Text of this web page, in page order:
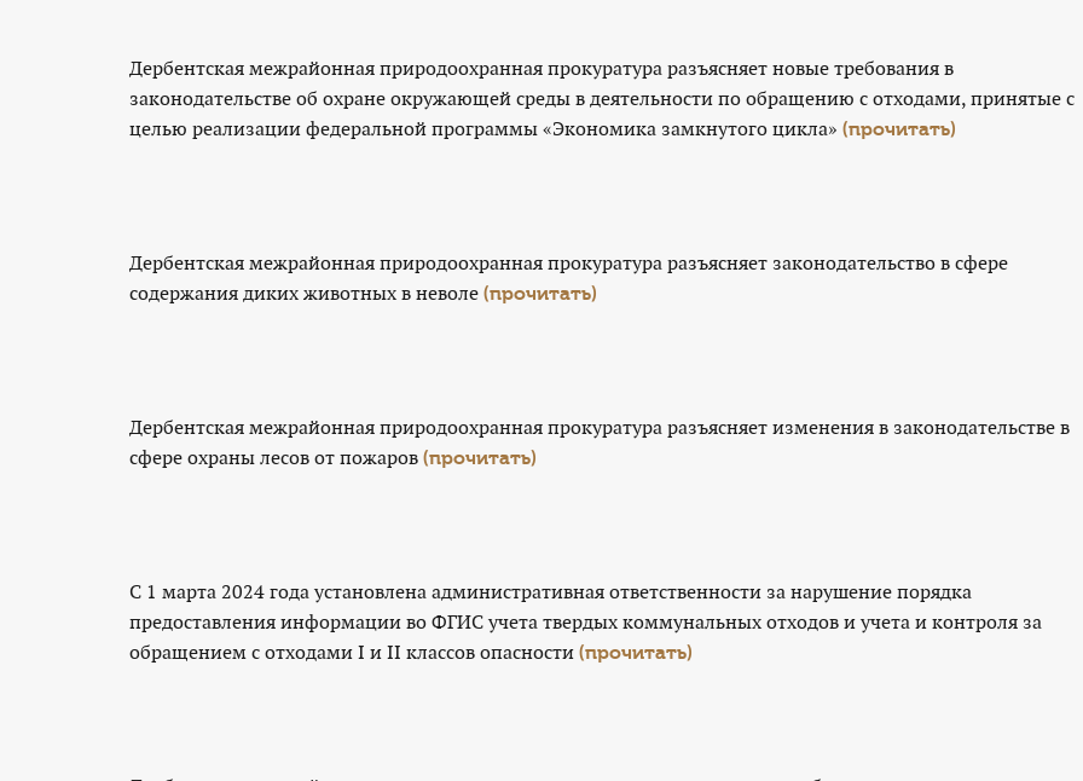
Дербентская межрайонная природоохранная прокуратура разъясняет новые требования в
законодательстве об охране окружающей среды в деятельности по обращению с отходами, принятые с
целью реализации федеральной программы «Экономика замкнутого цикла» (прочитать)
Дербентская межрайонная природоохранная прокуратура разъясняет законодательство в сфере
содержания диких животных в неволе (прочитать)
Дербентская межрайонная природоохранная прокуратура разъясняет изменения в законодательстве в
сфере охраны лесов от пожаров (прочитать)
С 1 марта 2024 года установлена административная ответственности за нарушение порядка
предоставления информации во ФГИС учета твердых коммунальных отходов и учета и контроля за
обращением с отходами I и II классов опасности (прочитать)